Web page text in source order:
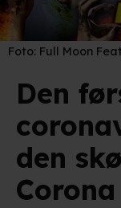
Foto: Full Moon
Den
den